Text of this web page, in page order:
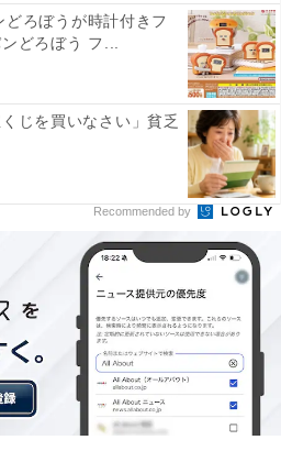
まで営業しており、ランナー
も利用できるため、朝のラン
にも立ち寄りやすくて便利で
イ古式リラクゼーション、韓
上がりのマッサージメニュー
沢な時間を過ごせます。
ろぼうが時計付きフ
どろぼう フ...
じを買いなさい」貧乏
Recommended by